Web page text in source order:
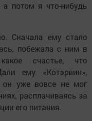
потом я что-нибудь
Сначала ему стало
побежала с ним в
счастье, что
ему «Котэрвин»,
он уже вовсе не мог
расплачиваясь за
его питания.